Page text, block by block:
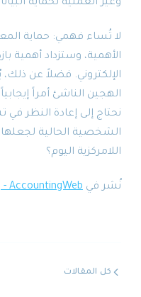
وغير العملية لحماية
لا تُساء فهمي: حماية
الأهمية، وستزداد أهمية
الإلكتروني. فضلاً عن
الهجين الناشئ أمراً
نحتاج إلى إعادة النظر
الشخصية الحالية لجعلها
اللامركزية اليوم؟
نُشر في AccountingWeb - يوليو 2021
كل المقالات